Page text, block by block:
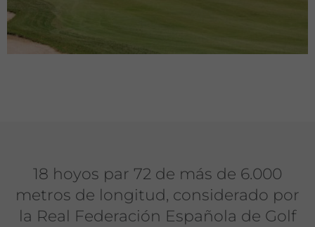
18 hoyos par 72 de más de 6.000
metros de longitud, considerado por
la Real Federación Española de Golf